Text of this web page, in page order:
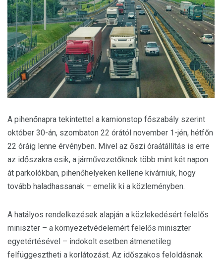
A pihenőnapra tekintettel a kamionstop főszabály szerint
október 30-án, szombaton 22 órától november 1-jén, hétfőn
22 óráig lenne érvényben. Mivel az őszi óraátállítás is erre
az időszakra esik, a járművezetőknek több mint két napon
át parkolókban, pihenőhelyeken kellene kivárniuk, hogy
tovább haladhassanak – emelik ki a közleményben.
A hatályos rendelkezések alapján a közlekedésért felelős
miniszter – a környezetvédelemért felelős miniszter
egyetértésével – indokolt esetben átmenetileg
felfüggesztheti a korlátozást. Az időszakos feloldásnak